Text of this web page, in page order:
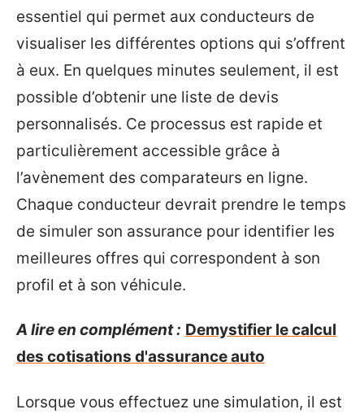
essentiel qui permet aux conducteurs de
visualiser les différentes options qui s’offrent
à eux. En quelques minutes seulement, il est
possible d’obtenir une liste de devis
personnalisés. Ce processus est rapide et
particulièrement accessible grâce à
l’avènement des comparateurs en ligne.
Chaque conducteur devrait prendre le temps
de simuler son assurance pour identifier les
meilleures offres qui correspondent à son
profil et à son véhicule.
A lire en complément : Demystifier le calcul
des cotisations d'assurance auto
Lorsque vous effectuez une simulation, il est